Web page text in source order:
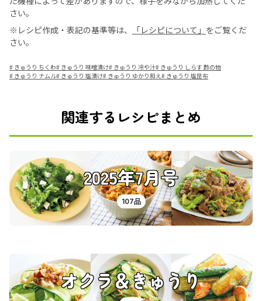
さい。
※レシピ作成・表記の基準等は、
「レシピについて」 をご覧くだ
さい。
# きゅうり ちくわ# きゅうり 味噌漬け# きゅうり 冷や汁# きゅうり しらす 酢の物
# きゅうり ナムル# きゅうり 塩漬け# きゅうり ゆかり和え# きゅうり 塩昆布
関連するレシピまとめ
2025年7月号
107品
オクラ＆きゅうり